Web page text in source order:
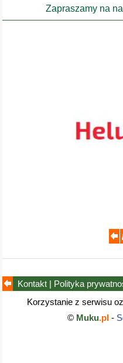
Zapraszamy na
Kontakt | Polityka
Korzystanie z serwisu
© Muku.pl -